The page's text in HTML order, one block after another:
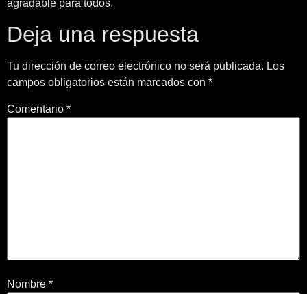
agradable para todos.
Deja una respuesta
Tu dirección de correo electrónico no será publicada. Los
campos obligatorios están marcados con *
Comentario *
Nombre *